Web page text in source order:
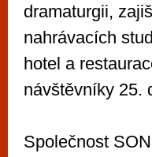
dramaturgii,
nahrávacích
hotel a
návštěvníky 25.
Společnost